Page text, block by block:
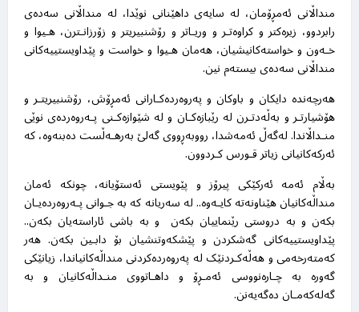
منداڵانی ئەمڕۆمان، لە سایەی داهێنانی نوێدا، لە منداڵانی سەدەی
رابردوو، زیرەکتر و کراوەتـر و وریـاتر و رۆشنبیریتر و زۆرزانـترن، هـیوا و
خـەون و خواستەکانیشیان، هەمان هـیوا و خواست و پێداویستییەکانی
منداڵانی سەدەی بیستەم نین.
هەرچەندە دایکان و باوکان و پەروەردەکـارانی ئەمڕۆش، رۆشنبیریتـر و
هۆشیارتـر و بەڵەدتـرن لە رێبازەکـان و لە شێوازەکـنی پـەروەردەی نوێی
منـداڵاندا. لەگەڵ ئەمەشدا، رووبەڕووی گەلێ بەرهـەڵست دەبنەوە، کە
ئەرکەکانیانی زیاتر قـورس کـردوون.
بەڵام ئەمە ئەرکێکی پیرۆز و پێویستی ئەستۆیانە، چونکە ئەمان
منداڵەکانیان هێناونەتە کایـەوە.. لە سەریانە کە بە جـوانی پـەروەردەیـان
بکەن و بە دروستی رێنماییان بکەن و بە باشی ئاراستەیان بکەن..
پێداویستییەکانی گەشکردن و پێشکەوتنشیان بۆ دابـین بکەن. هەر
کەمتەرخەمی و هەڵەکـردنێک لە پەروەردەکردنی منداڵەکانیاندا، زیانێکی
گەورە بە چـارەنووسی ئەمـڕۆ و داهـاتووی منـداڵەکانیان و بە
گەلەکەمـان دەگەیەنن.